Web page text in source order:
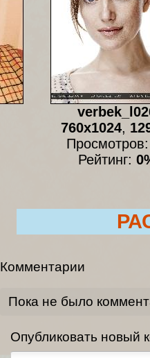
760x1024,
Рейтинг:
Комментарии
Пока не было
Опубликовать новый